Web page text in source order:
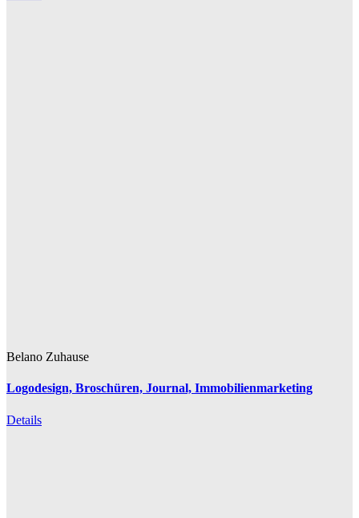
Belano Zuhause
Logodesign, Broschüren, Journal, Immobilienmarketing
Details